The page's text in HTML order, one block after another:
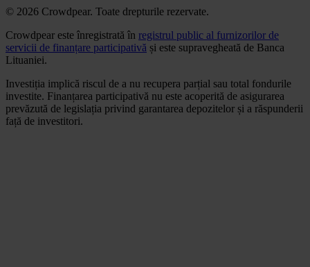
© 2026 Crowdpear. Toate drepturile rezervate.
Crowdpear este înregistrată în registrul public al furnizorilor de
servicii de finanțare participativă și este supravegheată de Banca
Lituaniei.
Investiția implică riscul de a nu recupera parțial sau total fondurile
investite. Finanțarea participativă nu este acoperită de asigurarea
prevăzută de legislația privind garantarea depozitelor și a răspunderii
față de investitori.